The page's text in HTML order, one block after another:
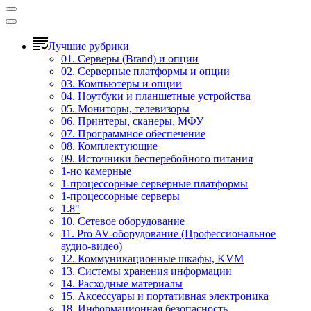
Лучшие рубрики
01. Серверы (Brand) и опции
02. Серверные платформы и опции
03. Компьютеры и опции
04. Ноутбуки и планшетные устройства
05. Мониторы, телевизоры
06. Принтеры, сканеры, МФУ
07. Программное обеспечение
08. Комплектующие
09. Источники бесперебойного питания
1-но камерные
1-процессорные серверные платформы
1-процессорные серверы
1.8"
10. Сетевое оборудование
11. Pro AV-оборудование (Профессиональное
аудио-видео)
12. Коммуникационные шкафы, KVM
13. Системы хранения информации
14. Расходные материалы
15. Аксессуары и портативная электроника
18. Информационная безопасность